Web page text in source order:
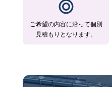
ご希望の内容に沿って個別
見積もりとなります。